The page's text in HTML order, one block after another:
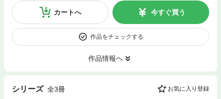
カートへ 今すぐ買う
作品をチェックする
作品情報へ
シリーズ 全3冊 お気に入り登録